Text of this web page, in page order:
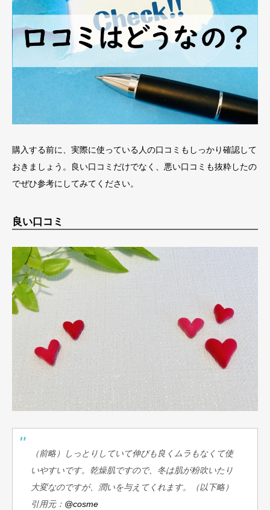
購入する前に、実際に使っている人の口コミもしっかり確認して
おきましょう。良い口コミだけでなく、悪い口コミも抜粋したの
でぜひ参考にしてみてください。
良い口コミ
（前略）しっとりしていて伸びも良くムラもなくて使
いやすいです。乾燥肌ですので、冬は肌が粉吹いたり
大変なのですが、潤いを与えてくれます。（以下略）
引用元： @cosme